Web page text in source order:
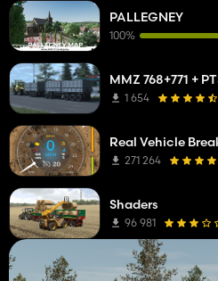
PALLEGNEY
100%
MMZ 768+771 +
1 654
Real Vehicle
271 264
Shaders
96 981